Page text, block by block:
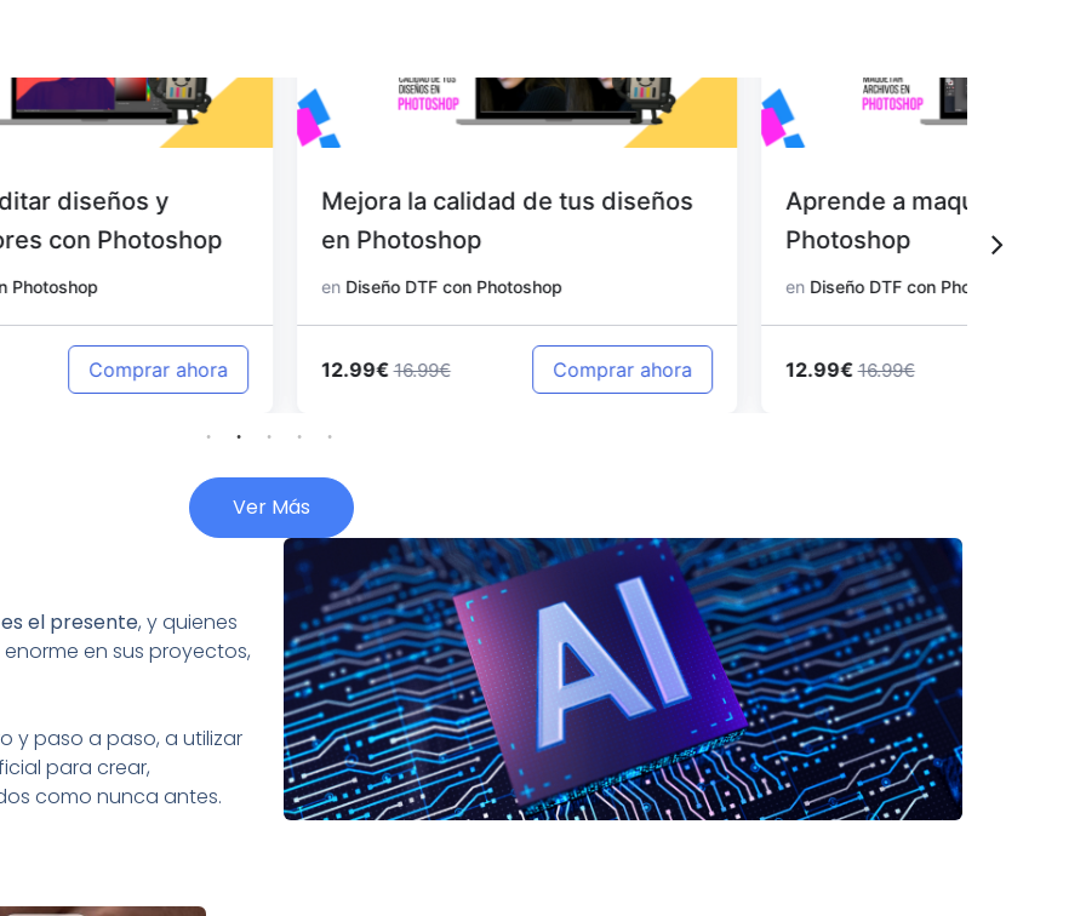
Mejora la calidad de tus diseños
en Photoshop
en
12.99€ 16.99€ Comprar ahora
Aprende a maquetar archivos en
en
12.99€ 16.99€ Comprar ahora
Ver Más
es el presente, y quienes
en sus proyectos,
y paso a paso, a utilizar
para crear,
como nunca antes.